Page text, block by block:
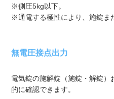
※側圧5kg以下。
※通電する極性により、施錠ま
無電圧接点出力
電気錠の施解錠（施錠・解錠
的に確認できます。